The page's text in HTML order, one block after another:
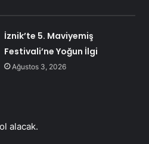
İznik’te 5. Maviyemiş
Festivali’ne Yoğun İlgi
Ağustos 3, 2026
alacak.